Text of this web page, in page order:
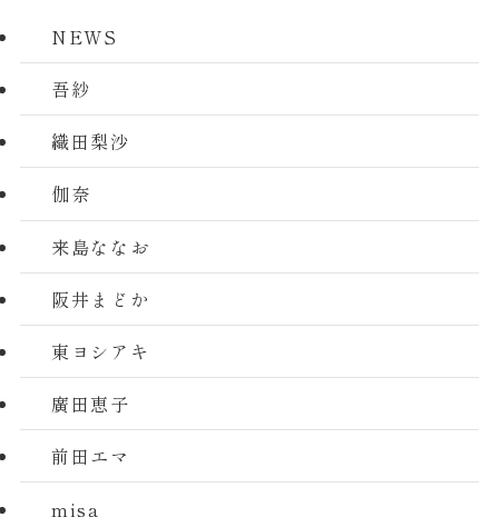
NEWS
吾紗
織田梨沙
伽奈
来島ななお
阪井まどか
東ヨシアキ
廣田恵子
前田エマ
misa